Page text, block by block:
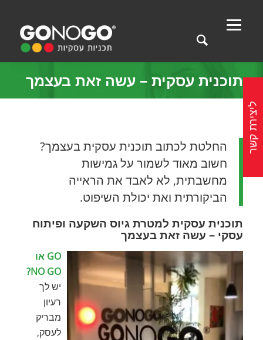
תוכנית עסקית – עשה זאת בעצמך
החלטת לכתוב תוכנית עסקית בעצמך?
חשוב מאוד לשמור על גמישות
מחשבתית, לא לאבד את הראייה
הביקורתית ואת יכולת השיפוט.
תוכנית עסקית למטרת גיוס השקעה ופיתוח
עסקי – עשה זאת בעצמך
GO או
NO GO?
יש לך
רעיון
מבריק
לעסק,
ליצירת קשר